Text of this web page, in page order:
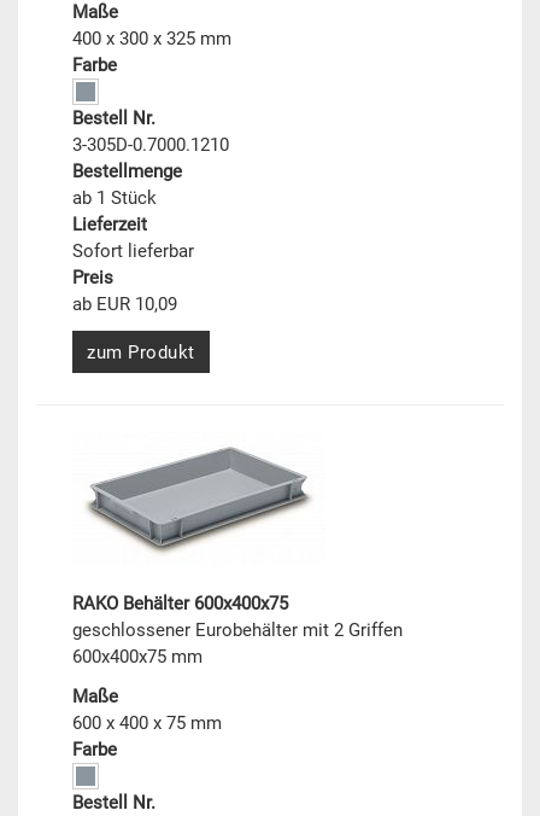
Maße
400 x 300 x 325 mm
Farbe
Bestell Nr.
3-305D-0.7000.1210
Bestellmenge
ab 1 Stück
Lieferzeit
Sofort lieferbar
Preis
ab EUR 10,09
zum Produkt
RAKO Behälter 600x400x75
geschlossener Eurobehälter mit 2 Griffen
600x400x75 mm
Maße
600 x 400 x 75 mm
Farbe
Bestell Nr.